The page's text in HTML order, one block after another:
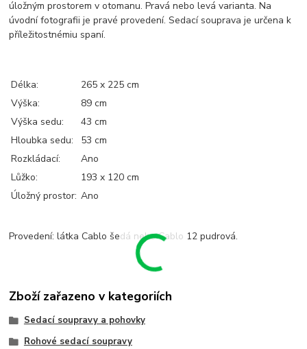
úložným prostorem v otomanu. Pravá nebo levá varianta. Na
úvodní fotografii je pravé provedení. Sedací souprava je určena k
příležitostnémiu spaní.
Délka:
265 x 225 cm
Výška:
89 cm
Výška sedu:
43 cm
Hloubka sedu:
53 cm
Rozkládací:
Ano
Lůžko:
193 x 120 cm
Úložný prostor: Ano
Provedení: látka Cablo šedá nebo Cablo 12 pudrová.
Zboží zařazeno v kategoriích
Sedací soupravy a pohovky
Rohové sedací soupravy